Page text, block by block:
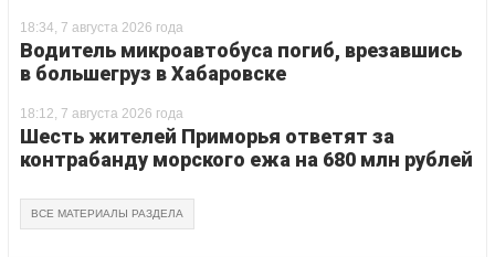
18:34, 7 августа 2026 года
Водитель микроавтобуса погиб, врезавшись
в большегруз в Хабаровске
18:12, 7 августа 2026 года
Шесть жителей Приморья ответят за
контрабанду морского ежа на 680 млн рублей
ВСЕ МАТЕРИАЛЫ РАЗДЕЛА